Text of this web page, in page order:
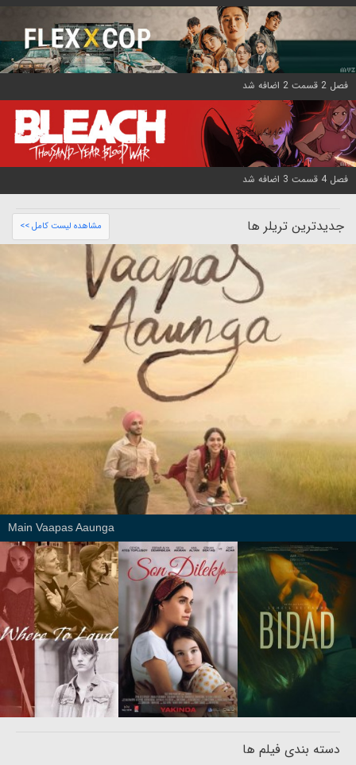
فصل 2 قسمت 2 اضافه شد
فصل 4 قسمت 3 اضافه شد
جدیدترین تریلر ها مشاهده لیست کامل >>
Main Vaapas Aaunga
دسته بندی فیلم ها